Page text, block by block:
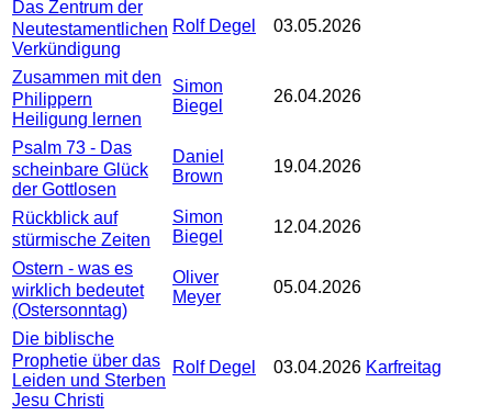
Das Zentrum der
Neutestamentlichen
Verkündigung
Rolf Degel 03.05.2026
Zusammen mit den
Philippern
Heiligung lernen
Simon
Biegel
26.04.2026
Psalm 73 - Das
scheinbare Glück
der Gottlosen
Daniel
Brown
19.04.2026
Rückblick auf
stürmische Zeiten
Simon
Biegel
12.04.2026
Ostern - was es
wirklich bedeutet
(Ostersonntag)
Oliver
Meyer
05.04.2026
Die biblische
Prophetie über das
Leiden und Sterben
Jesu Christi
Rolf Degel 03.04.2026 Karfreitag